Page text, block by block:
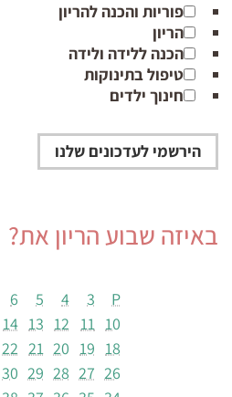
פוריות והכנה להריון
הריון
הכנה ללידה ולידה
טיפול בתינוקות
חינוך ילדים
באיזה שבוע הריון את?
P
3
4
5
6
10
11
12
13
14
18
19
20
21
22
26
27
28
29
30